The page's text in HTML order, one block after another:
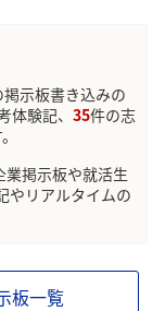
掲示板書き込みの
体験記、 35件の志
掲示板や就活生
やリアルタイムの
板一覧